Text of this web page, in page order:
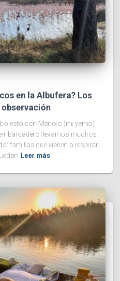
en la Albufera? Los
esto con Manolo (mi yerno)
llevamos muchos
familias que vienen a respirar
Leer más